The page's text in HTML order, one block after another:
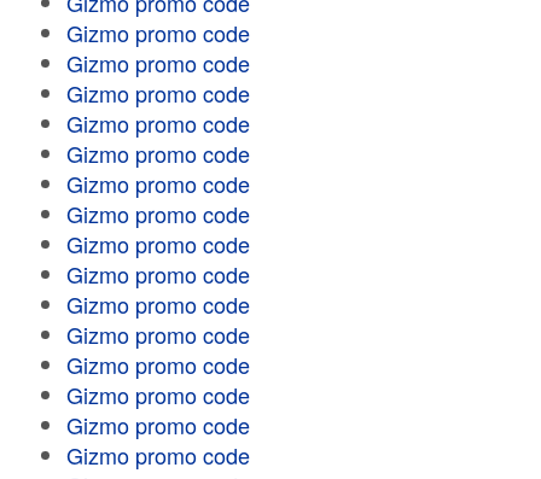
Gizmo promo code
Gizmo promo code
Gizmo promo code
Gizmo promo code
Gizmo promo code
Gizmo promo code
Gizmo promo code
Gizmo promo code
Gizmo promo code
Gizmo promo code
Gizmo promo code
Gizmo promo code
Gizmo promo code
Gizmo promo code
Gizmo promo code